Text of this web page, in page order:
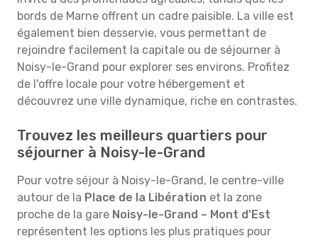
bords de Marne offrent un cadre paisible. La ville est
également bien desservie, vous permettant de
rejoindre facilement la capitale ou de séjourner à
Noisy-le-Grand pour explorer ses environs. Profitez
de l'offre locale pour votre hébergement et
découvrez une ville dynamique, riche en contrastes.
Trouvez les meilleurs quartiers pour
séjourner à Noisy-le-Grand
Pour votre séjour à Noisy-le-Grand, le centre-ville
autour de la Place de la Libération et la zone
proche de la gare Noisy-le-Grand – Mont d'Est
représentent les options les plus pratiques pour